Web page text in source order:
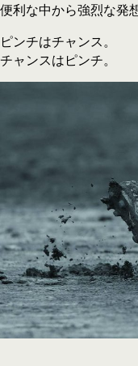
便利な中から強烈な発
ピンチはチャンス。
チャンスはピンチ。